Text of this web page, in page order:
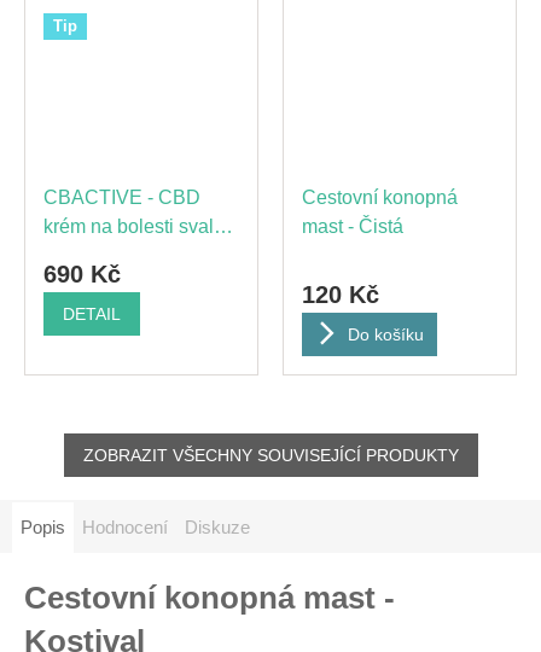
Tip
CBACTIVE - CBD
krém na bolesti svalů
690 Kč
DETAIL
Cestovní konopná
mast - Čistá
120 Kč
Do košíku
ZOBRAZIT VŠECHNY SOUVISEJÍCÍ PRODUKTY
Popis Hodnocení Diskuze
Cestovní konopná mast -
Kostival